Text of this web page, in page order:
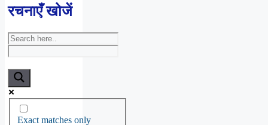
रचनाएँ खोजें
Exact matches only